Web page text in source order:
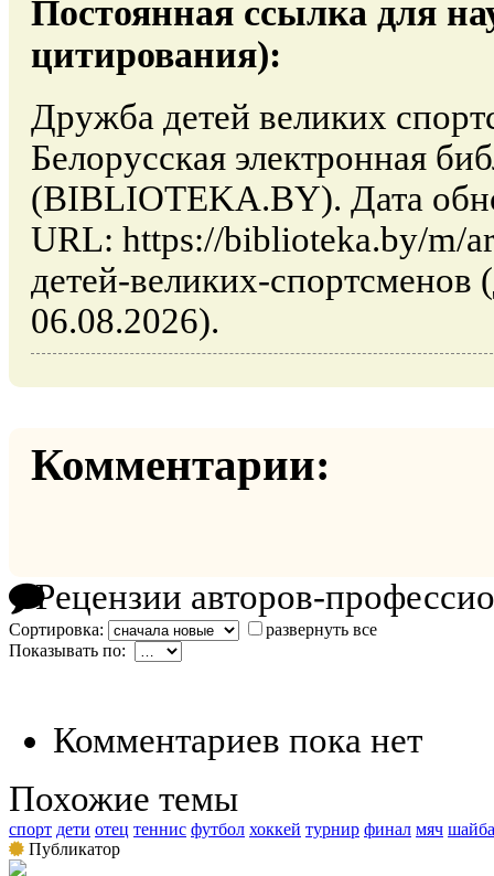
Постоянная ссылка для
цитирования):
Дружба детей великих
Белорусская электронная
(BIBLIOTEKA.BY). Дата
URL: https://biblioteka.by/m/
детей-великих-спортсменов
06.08.2026).
Комментарии:
Рецензии авторов-
Сортировка:
развернуть все
Показывать по:
Комментариев пока нет
Похожие темы
спорт дети отец теннис футбол хоккей турнир финал мяч шайба
Публикатор